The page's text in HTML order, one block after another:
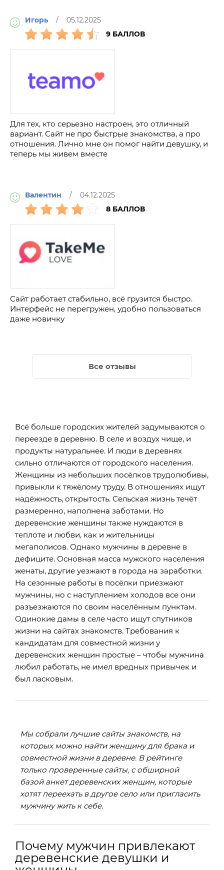
Игорь / 05.12.2025
9 БАЛЛОВ
Для тех, кто серьезно настроен, это отличный
вариант. Сайт не про быстрые знакомства, а про
отношения. Лично мне он помог найти девушку, и
теперь мы живем вместе
Валентин / 04.12.2025
8 БАЛЛОВ
Сайт работает стабильно, всё грузится быстро.
Интерфейс не перегружен, удобно пользоваться
даже новичку
Все отзывы
Всё больше городских жителей задумываются о
переезде в деревню. В селе и воздух чище, и
продукты натуральнее. И люди в деревнях
сильно отличаются от городского населения.
Женщины из небольших посёлков трудолюбивы,
привыкли к тяжёлому труду. В отношениях ищут
надёжность, открытость. Сельская жизнь течёт
размеренно, наполнена заботами. Но
деревенские женщины также нуждаются в
теплоте и любви, как и жительницы
мегаполисов. Однако мужчины в деревне в
дефиците. Основная масса мужского населения
женаты, другие уезжают в города на заработки.
На сезонные работы в посёлки приезжают
мужчины, но с наступлением холодов все они
разъезжаются по своим населённым пунктам.
Одинокие дамы в селе часто ищут спутников
жизни на сайтах знакомств. Требования к
кандидатам для совместной жизни у
деревенских женщин простые – чтобы мужчина
любил работать, не имел вредных привычек и
был ласковым.
Мы собрали лучшие сайты знакомств, на
которых можно найти женщину для брака и
совместной жизни в деревне. В рейтинге
только проверенные сайты, с обширной
базой анкет деревенских женщин, которые
хотят переехать в другое село или пригласить
мужчину жить к себе.
Почему мужчин привлекают
деревенские девушки и